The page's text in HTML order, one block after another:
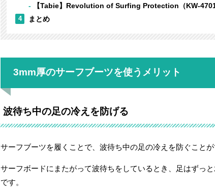
【Tabie】Revolution of Surfing Protection（‎KW-
4 まとめ
3mm厚のサーフブーツを使うメリット
波待ち中の足の冷えを防げる
サーフブーツを履くことで、波待ち中の足の冷えを防ぐことが
サーフボードにまたがって波待ちをしているとき、足はずっ
です。